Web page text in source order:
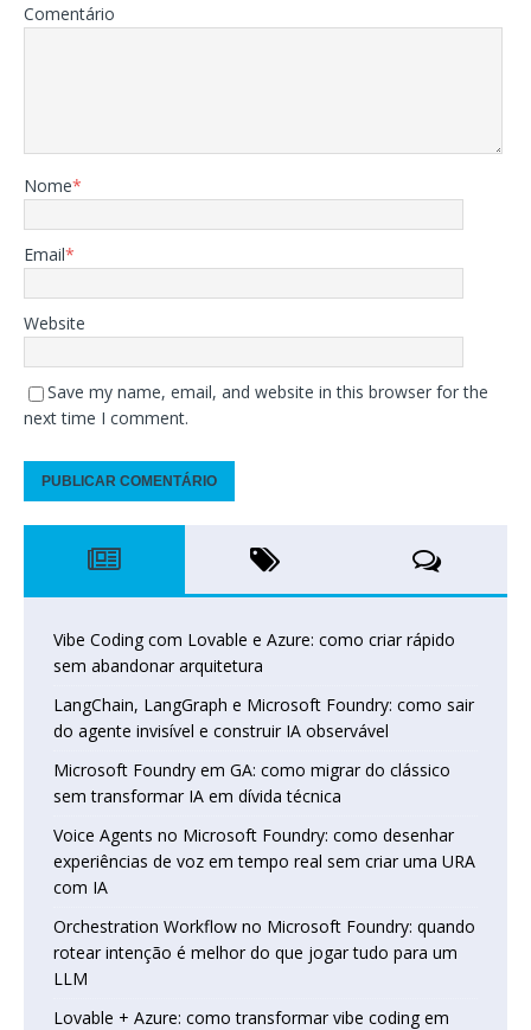
Comentário
Nome*
Email*
Website
Save my name, email, and website in this browser for the
next time I comment.
Vibe Coding com Lovable e Azure: como criar rápido
sem abandonar arquitetura
LangChain, LangGraph e Microsoft Foundry: como sair
do agente invisível e construir IA observável
Microsoft Foundry em GA: como migrar do clássico
sem transformar IA em dívida técnica
Voice Agents no Microsoft Foundry: como desenhar
experiências de voz em tempo real sem criar uma URA
com IA
Orchestration Workflow no Microsoft Foundry: quando
rotear intenção é melhor do que jogar tudo para um
LLM
Lovable + Azure: como transformar vibe coding em